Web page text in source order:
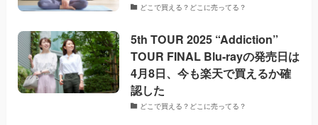
どこで買える？どこに売ってる？
5th TOUR 2025 “Addiction”
TOUR FINAL Blu-rayの発売日は
4月8日、今も楽天で買えるか確
認した
どこで買える？どこに売ってる？